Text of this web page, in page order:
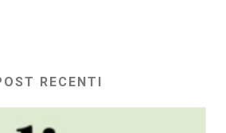
RECENTI